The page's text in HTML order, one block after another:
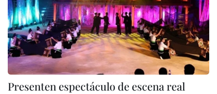
Presenten espectáculo de escena real